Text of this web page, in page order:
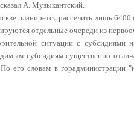
А. Музыкантский.
планирется расселить лишь
отдельные очереди из
ситуации с субсидиями
субсидиям существенно
его словам в горадминистрации